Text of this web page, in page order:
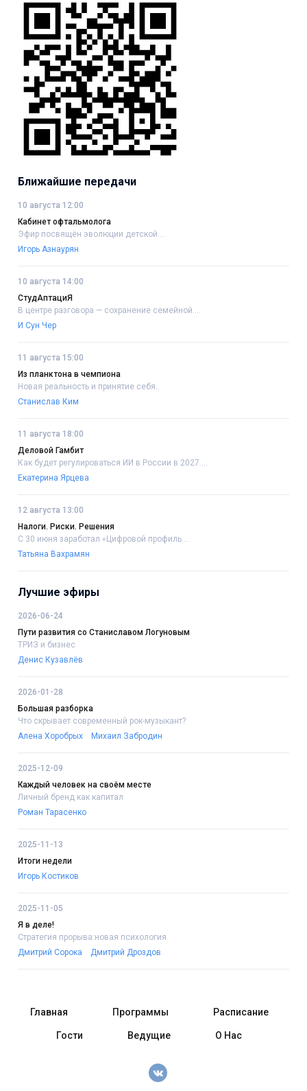
Ближайшие передачи
10 августа 12:00
Кабинет офтальмолога
Эфир посвящён эволюции детской....
Игорь Азнаурян
10 августа 14:00
СтудАптациЯ
В центре разговора — сохранение семейной....
И Сун Чер
11 августа 15:00
Из планктона в чемпиона
Новая реальность и принятие себя..
Станислав Ким
11 августа 18:00
Деловой Гамбит
Как будет регулироваться ИИ в России в 2027....
Екатерина Ярцева
12 августа 13:00
Налоги. Риски. Решения
С 30 июня заработал «Цифровой профиль....
Татьяна Вахрамян
Лучшие эфиры
2026-06-24
Пути развития со Станиславом Логуновым
ТРИЗ и бизнес
Денис Кузавлёв
2026-01-28
Большая разборка
Что скрывает современный рок-музыкант?
Алена Хоробрых
Михаил Забродин
2025-12-09
Каждый человек на своём месте
Личный бренд как капитал
Роман Тарасенко
2025-11-13
Итоги недели
Игорь Костиков
2025-11-05
Я в деле!
Стратегия прорыва:новая психология
Дмитрий Сорока
Дмитрий Дроздов
Главная Программы Расписание
Гости Ведущие О Нас